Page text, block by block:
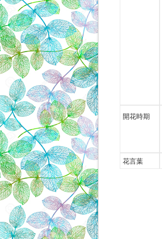
開花時期
花言葉